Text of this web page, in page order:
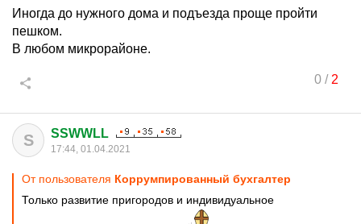
Иногда до нужного дома и подъезда проще пройти
пешком.
В любом микрорайоне.
0/ 2
S SSWWLL
17:44, 01.04.2021
От пользователя Коррумпированный бухгалтер
Только развитие пригородов и индивидуальное